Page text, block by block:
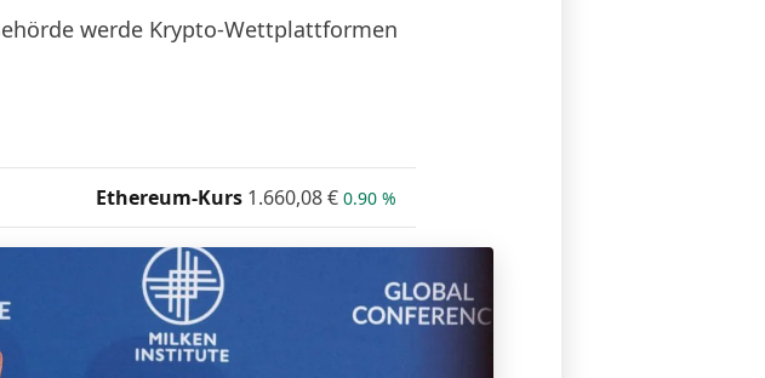
werde Krypto-Wettplattformen
Ethereum-Kurs 1.660,08€ 0.90 %